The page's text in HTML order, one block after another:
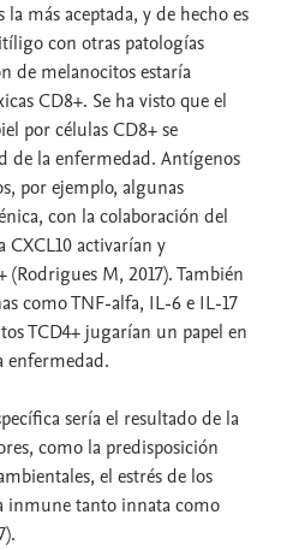
la más aceptada, y de hecho es
con otras patologías
de melanocitos estaría
CD8+. Se ha visto que el
por células CD8+ se
de la enfermedad. Antígenos
por ejemplo, algunas
con la colaboración del
activarían y
M, 2017). También
como TNF-alfa, IL-6 e IL-17
TCD4+ jugarían un papel en
enfermedad.
sería el resultado de la
como la predisposición
el estrés de los
inmune tanto innata como